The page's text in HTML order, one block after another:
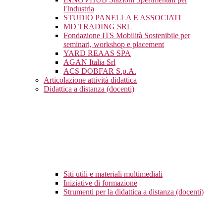
l'Industria
STUDIO PANELLA E ASSOCIATI
MD TRADING SRL
Fondazione ITS Mobilità Sostenibile per
seminari, workshop e placement
YARD REAAS SPA
AGAN Italia Srl
ACS DOBFAR S.p.A.
Articolazione attività didattica
Didattica a distanza (docenti)
Siti utili e materiali multimediali
Iniziative di formazione
Strumenti per la didattica a distanza (docenti)